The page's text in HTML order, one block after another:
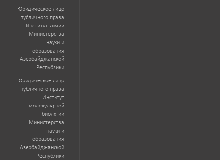
Юридическое лицо
публичного права
Институт химии
Министерства
науки и
образования
Азербайджанской
Республики
Юридическое лицо
публичного права
Институт
молекулярной
биологии
Министерства
науки и
образования
Азербайджанской
Республики